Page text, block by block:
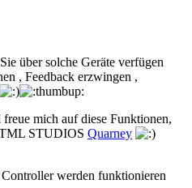
über solche Geräte verfügen
, Feedback erzwingen ,
mich auf diese Funktionen,
STUDIOS Quarney
werden funktionieren